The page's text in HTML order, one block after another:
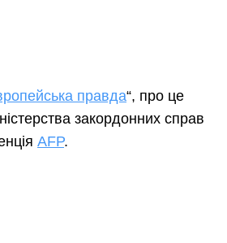
правда“, про це
закордонних справ
AFP.